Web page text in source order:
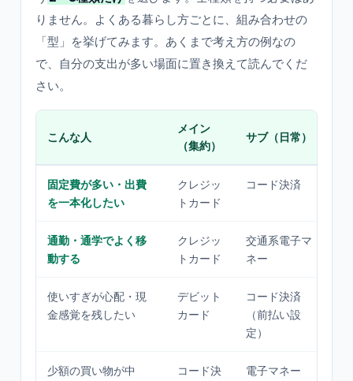
りません。よくある暮らし方ごとに、組み合わせの
「型」を挙げてみます。あくまで考え方の例なの
で、自分の支出が多い場面に置き換えて読んでくだ
さい。
こんな人
メイン
（集約）
サブ（日常）
固定費が多い・出費
を一本化したい
クレジッ
トカード
コード決済
通勤・通学でよく移
動する
クレジッ
トカード
交通系電子マ
ネー
使いすぎが心配・現
金感覚を残したい
デビット
カード
コード決済
（前払い設
定）
少額の買い物が中
コード決
電子マネー